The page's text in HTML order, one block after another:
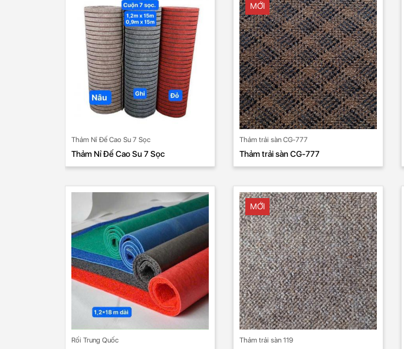
Thảm Nỉ Đế Cao Su 7 Sọc
Thảm Nỉ Đế Cao Su 7 Sọc
Rối Trung Quốc
MỚI
Thảm trải sàn CG-777
Thảm trải sàn CG-777
MỚI
Thảm trải sàn 119